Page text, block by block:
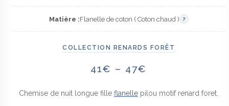
Matière :Flanelle de coton ( Coton chaud ) ?
COLLECTION RENARDS FORÊT
41€ – 47€
Plage
prix :
Chemise de nuit longue fille flanelle pilou motif renard foret.